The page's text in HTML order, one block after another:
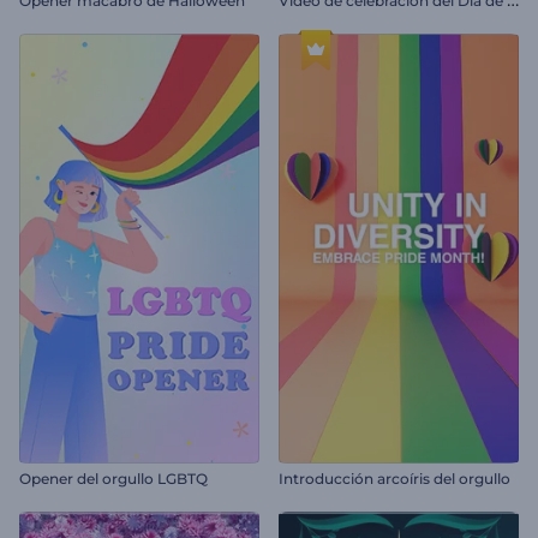
Opener del orgullo LGBTQ Introducción arcoíris del orgullo